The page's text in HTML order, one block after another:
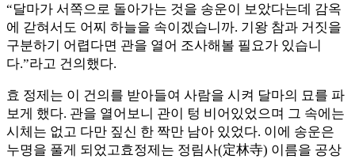
“달마가 서쪽으로 돌아가는 것을 송운이 보았다는데 감옥
에 갇혀서도 어찌 하늘을 속이겠습니까. 기왕 참과 거짓을
구분하기 어렵다면 관을 열어 조사해볼 필요가 있습니
다.”라고 건의했다.
효 정제는 이 건의를 받아들여 사람을 시켜 달마의 묘를 파
보게 했다. 관을 열어보니 관이 텅 비어있었으며 그 속에는
시체는 없고 다만 짚신 한 짝만 남아 있었다. 이에 송운은
누명을 풀게 되었고효정제는 정림사(定林寺) 이름을 공상